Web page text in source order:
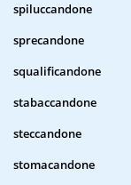
spiluccandone
sprecandone
squalificandone
stabaccandone
steccandone
stomacandone